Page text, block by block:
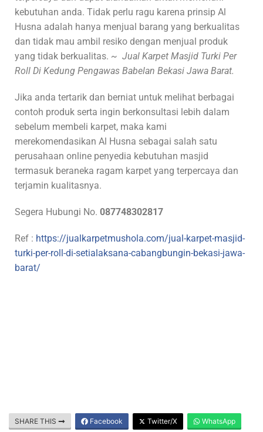
kebutuhan anda. Tidak perlu ragu karena prinsip Al
Husna adalah hanya menjual barang yang berkualitas
dan tidak mau ambil resiko dengan menjual produk
yang tidak berkualitas. ~ Jual Karpet Masjid Turki Per
Roll Di Kedung Pengawas Babelan Bekasi Jawa Barat.
Jika anda tertarik dan berniat untuk melihat berbagai
contoh produk serta ingin berkonsultasi lebih dalam
sebelum membeli karpet, maka kami
merekomendasikan Al Husna sebagai salah satu
perusahaan online penyedia kebutuhan masjid
termasuk beraneka ragam karpet yang terpercaya dan
terjamin kualitasnya.
Segera Hubungi No. 087748302817
Ref : https://jualkarpetmushola.com/jual-karpet-masjid-
turki-per-roll-di-setialaksana-cabangbungin-bekasi-jawa-
barat/
SHARE THIS Facebook Twitter/X WhatsApp